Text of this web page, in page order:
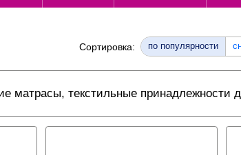
Сортировка: по популярности
матрасы, текстильные принадлежности